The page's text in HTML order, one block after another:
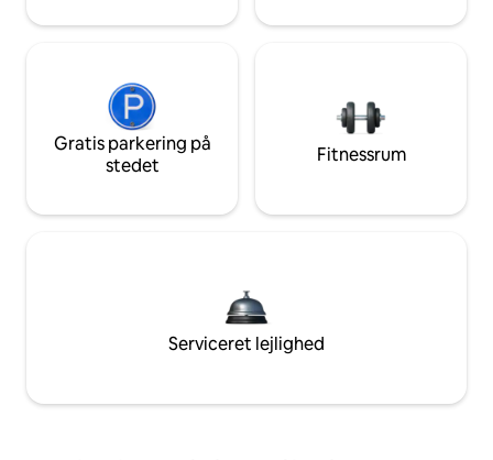
Gratis parkering på
stedet
Fitnessrum
Serviceret lejlighed